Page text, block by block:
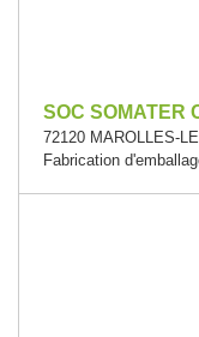
SOC SOMATER
72120 MAROLLES-
Fabrication